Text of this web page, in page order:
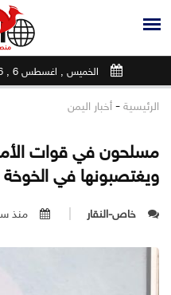
الخميس , اغسطس 6 , 2026
الرئيسية - أخبار اليمن
مسلحون في قوات
ويغتصبونها في الخوخة
خاص-النقار منذ